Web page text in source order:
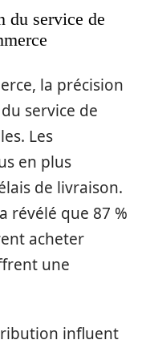
du service de
la précision
service de
Les
en plus
de livraison.
révélé que 87 %
acheter
une
influent